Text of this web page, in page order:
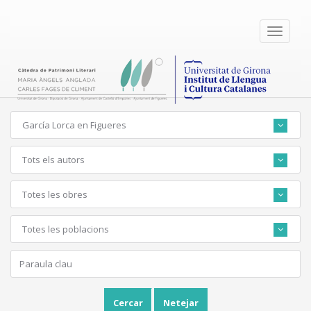
Toggle
García Lorca en Figueres
Tots els autors
Totes les obres
Totes les poblacions
Cercar Netejar